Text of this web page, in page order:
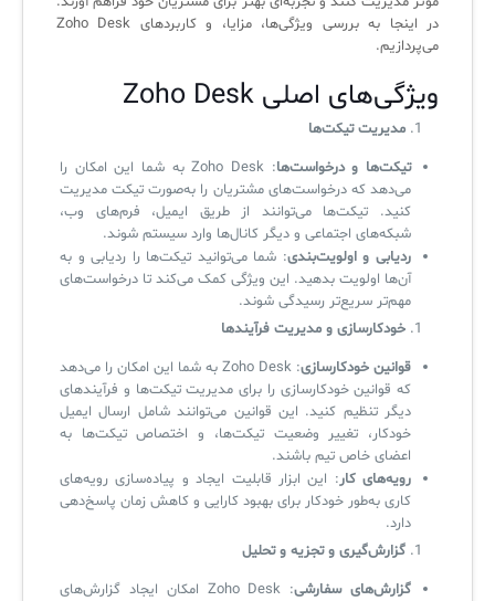
در اینجا به بررسی ویژگی‌ها، مزایا، و کاربردهای Zoho Desk
می‌پردازیم.
ویژگی‌های اصلی Zoho Desk
مدیریت تیکت‌ها
تیکت‌ها و درخواست‌ها
: Zoho Desk به شما این امکان را
می‌دهد که درخواست‌های مشتریان را به‌صورت تیکت مدیریت
کنید. تیکت‌ها می‌توانند از طریق ایمیل، فرم‌های وب،
شبکه‌های اجتماعی و دیگر کانال‌ها وارد سیستم شوند.
ردیابی و اولویت‌بندی: شما می‌توانید تیکت‌ها را ردیابی و به
آن‌ها اولویت بدهید. این ویژگی کمک می‌کند تا درخواست‌های
مهم‌تر سریع‌تر رسیدگی شوند.
خودکارسازی و مدیریت فرآیندها
قوانین خودکارسازی
: Zoho Desk به شما این امکان را می‌دهد
که قوانین خودکارسازی را برای مدیریت تیکت‌ها و فرآیندهای
دیگر تنظیم کنید. این قوانین می‌توانند شامل ارسال ایمیل
خودکار، تغییر وضعیت تیکت‌ها، و اختصاص تیکت‌ها به
اعضای خاص تیم باشند.
رویه‌های کار: این ابزار قابلیت ایجاد و پیاده‌سازی رویه‌های
کاری به‌طور خودکار برای بهبود کارایی و کاهش زمان پاسخ‌دهی
دارد.
گزارش‌گیری و تجزیه و تحلیل
گزارش‌های سفارشی
: Zoho Desk امکان ایجاد گزارش‌های
کازیو
مدیریت خدمات سازمانی
سرویس دسک پلاس MSP
اندپوینت سنترال [سامانه مدیریت نقاط پایانی]
Log360 ابزار SIEM
برنامه‌ساز هوشمند App Creator
سیستم هوشمند مدیریت فروش و فاکتور
سامانه مدیریت امنیت اطلاعات
راهکارهای مدیریتی فناوری اطلاعات برای مراکز آموزشی و دانشگاه‌ها
مدیریت خدمات منابع انسانی
CIs Control
مجموعه راهکارهای آیناک
لیست کامل 34 تمرین ITIL4
آموزش سیستم مدیریت خدمات فناوری اطلاعات
نکته‌های کلیدی برای مدیر انفورماتیک
آموزش‌ ویدیویی مفاهیم سرویس دسک
ITIL & SDP
آموزش فارسی ITIL4
چارچوب ITIL برای همه
فلافلی_فناوری
آرشیو دانلودهای مدانت
لیست دوره‌ها
مقالات آموزشی